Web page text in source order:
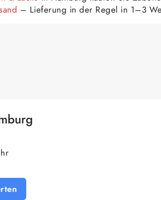
– Lieferung in der Regel in 1–3